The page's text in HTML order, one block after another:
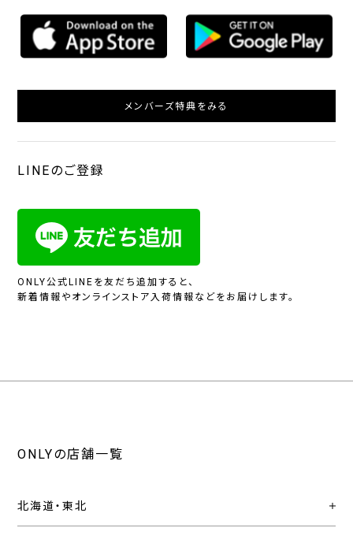
メンバーズ特典をみる
LINEのご登録
ONLY公式LINEを友だち追加すると、
新着情報やオンラインストア入荷情報などをお届けします。
ONLYの店舗一覧
北海道・東北